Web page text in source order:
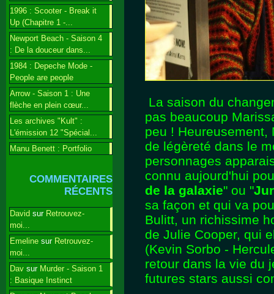
1996 : Scooter - Break it
Up (Chapitre 1 -...
Newport Beach - Saison 4
: De la douceur dans...
1984 : Depeche Mode -
People are people
Arrow - Saison 1 : Une
flèche en plein cœur...
Les archives "Kult" :
L'émission 12 "Spécial...
Manu Benett : Portfolio
COMMENTAIRES
RÉCENTS
David sur Retrouvez-
moi...
Emeline sur Retrouvez-
moi...
Dav sur Murder - Saison 1
: Basique Instinct
La saison du
pas beaucoup
peu ! Heureusement,
de légèreté dans le
personnages
connu aujourd'hui
de la galaxie" ou "
sa façon et qui va
Bulitt, un richissime
de Julie Cooper, qui
(Kevin Sorbo -
retour dans la vie du
futures stars aussi